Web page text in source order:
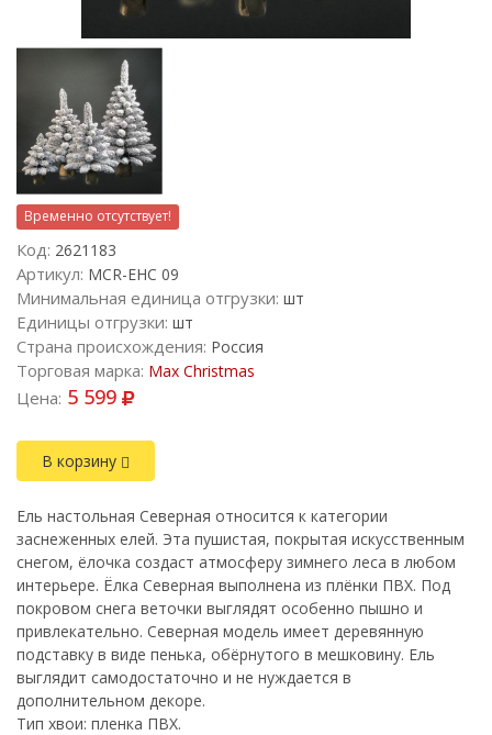
Временно отсутствует!
Код: 2621183
Артикул: MCR-ЕНС 09
Минимальная единица отгрузки: шт
Единицы отгрузки: шт
Страна происхождения: Россия
Торговая марка: Max Christmas
Цена: 5 599
В корзину
Ель настольная Северная относится к категории
заснеженных елей. Эта пушистая, покрытая искусственным
снегом, ёлочка создаст атмосферу зимнего леса в любом
интерьере. Ёлка Северная выполнена из плёнки ПВХ. Под
покровом снега веточки выглядят особенно пышно и
привлекательно. Северная модель имеет деревянную
подставку в виде пенька, обёрнутого в мешковину. Ель
выглядит самодостаточно и не нуждается в
дополнительном декоре.
Тип хвои: пленка ПВХ.